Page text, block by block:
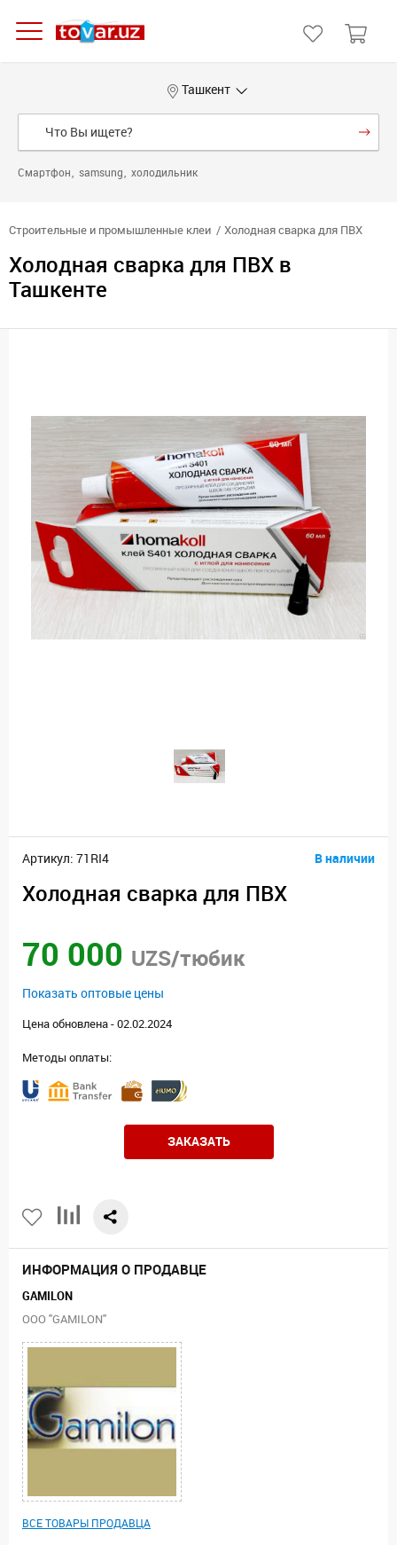
Ташкент
Смартфон samsung холодильник
Строительные и промышленные клеи Холодная сварка для ПВХ
Холодная сварка для ПВХ в
Ташкенте
Артикул: 71RI4 В наличии
Холодная сварка для ПВХ
70 000 UZS/тюбик
Показать оптовые цены
Цена обновлена - 02.02.2024
Методы оплаты:
ЗАКАЗАТЬ
ИНФОРМАЦИЯ О ПРОДАВЦЕ
GAMILON
ООО "GAMILON"
ВСЕ ТОВАРЫ ПРОДАВЦА